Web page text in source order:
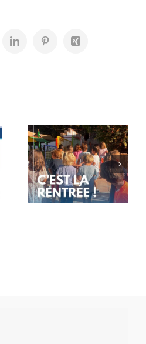
LinkedInPinterestXing
Message
de rentrée